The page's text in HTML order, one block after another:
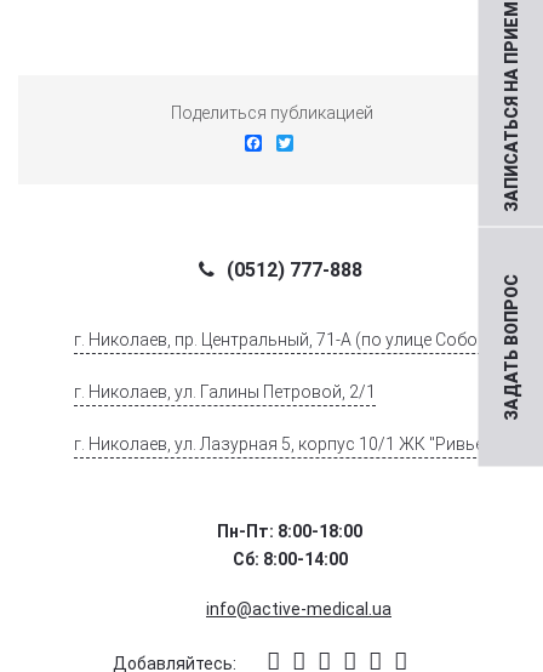
ЗАДАТЬ ВОПРОС
ЗАПИСАТЬСЯ НА ПРИЕМ
Поделиться публикацией
Facebook
(0512) 777-888
г. Николаев, пр. Центральный, 71-А (по улице Соборной)
г. Николаев, ул. Галины Петровой, 2/1
г. Николаев, ул. Лазурная 5, корпус 10/1 ЖК "Ривьера".
Пн-Пт: 8:00-18:00
Сб: 8:00-14:00
info@active-medical.ua
Добавляйтесь: